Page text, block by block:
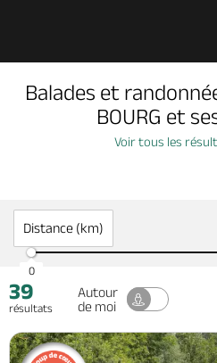
À voir, à faire
Dormir, manger
Séjours, cadeaux
Billetterie en ligne
Balades et
BOURG et
Voir tous les
Distance (km)
0
39
résultats
Autour
de moi